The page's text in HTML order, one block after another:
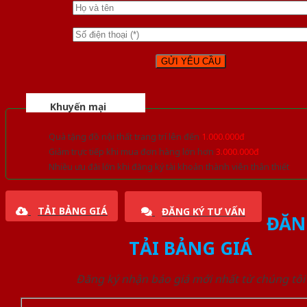
Khuyến mại
Quà tặng đồ nội thất trang trí lên đến 1.000.000đ
Giảm trực tiếp khi mua đơn hàng lớn hơn 3.000.000đ
Nhiều ưu đãi lớn khi đăng ký tài khoản thành viên thân thiết
TẢI BẢNG GIÁ ĐĂNG KÝ TƯ VẤN
TẢI BẢNG GIÁ
Đăng ký nhận báo giá mới nhất từ chúng tôi